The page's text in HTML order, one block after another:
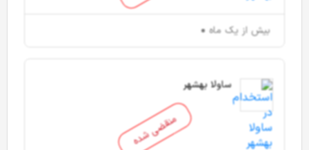
بیش از یک ماه
منقضی شده
ساولا بهشهر